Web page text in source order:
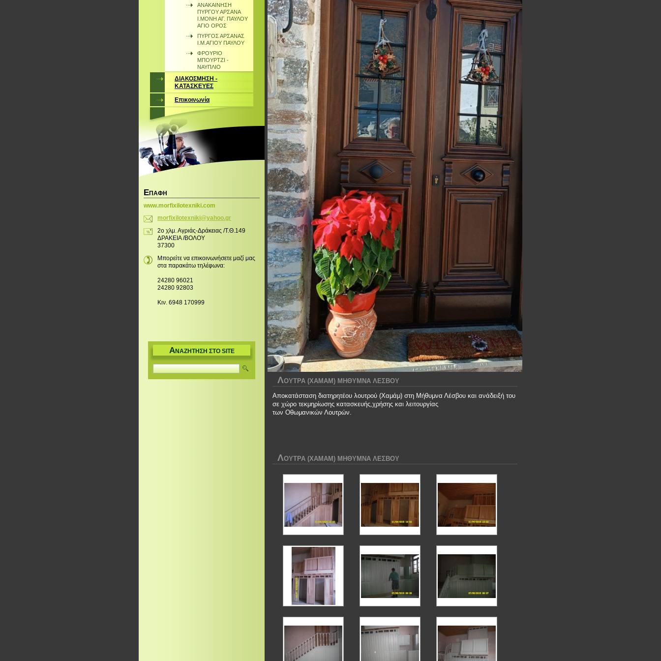
ΛΟΥΤΡΑ (ΧΑΜΑΜ) ΜΗΘΥΜΝΑ ΛΕΣΒΟΥ
Αποκατάσταση διατηρητέου λουτρού (Χαμάμ) στη Μήθυμνα Λέσβου και ανάδειξή του
σε χώρο τεκμηρίωσης κατασκευής,χρήσης και λειτουργίας
των Οθωμανικών Λουτρών.
ΛΟΥΤΡΑ (ΧΑΜΑΜ) ΜΗΘΥΜΝΑ ΛΕΣΒΟΥ
ΑΝΑΚΑΙΝΗΣΗ
ΠΥΡΓΟΥ ΑΡΣΑΝΑ
Ι.ΜΟΝΗ ΑΓ. ΠΑΥΛΟΥ
ΑΓΙΟ ΟΡΟΣ
ΠΥΡΓΟΣ ΑΡΣΑΝΑΣ
Ι.Μ.ΑΓΙΟΥ ΠΑΥΛΟΥ
ΦΡΟΥΡΙΟ
ΜΠΟΥΡΤΖΙ -
ΝΑΥΠΛΙΟ
ΔΙΑΚΟΣΜΗΣΗ -
ΚΑΤΑΣΚΕΥΕΣ
Επικοινωνία
ΕΠΑΦΉ
www.morfixilotexniki.com
morfixil otexniki@yahoo.gr
2ο χλμ. Αγριάς-Δράκειας /Τ.Θ.149
ΔΡΑΚΕΙΑ /ΒΟΛΟΥ
37300
Μπορείτε να επικοινωνήσετε μαζί μας
στα παρακάτω τηλέφωνα:
24280 96021
24280 92803
Κιν. 6948 170999
ΑΝΑΖΉΤΗΣΗ ΣΤΟ SITE